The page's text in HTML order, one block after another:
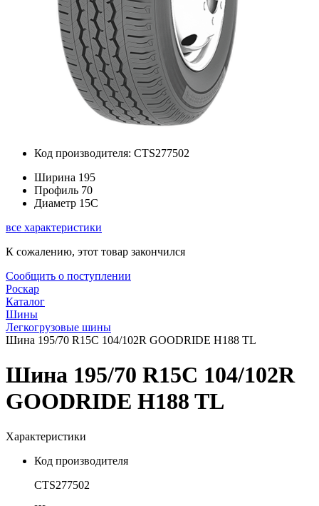
Код производителя: CTS277502
Ширина 195
Профиль 70
Диаметр 15C
все характеристики
К сожалению, этот товар закончился
Сообщить о поступлении
Роскар
Каталог
Шины
Легкогрузовые шины
Шина 195/70 R15C 104/102R GOODRIDE H188 TL
Шина 195/70 R15C 104/102R
GOODRIDE H188 TL
Характеристики
Код производителя
CTS277502